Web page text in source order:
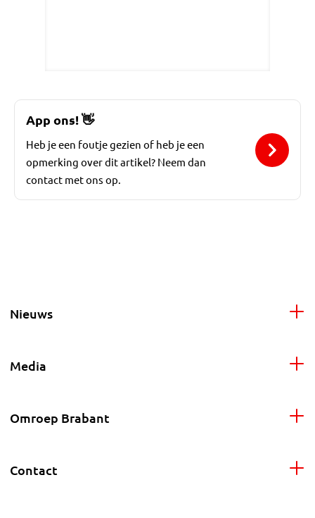
App ons!👋
Heb je een foutje gezien of heb je een
opmerking over dit artikel? Neem dan
contact met ons op.
Nieuws
Media
Omroep Brabant
Contact